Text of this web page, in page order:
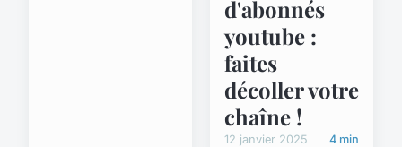
d'abonnés
youtube :
faites
décoller votre
chaîne !
12 janvier 2025 4 min